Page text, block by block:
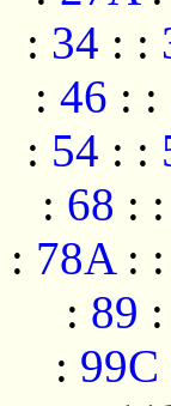
: 34 : :
: 46 : :
: 54 : :
: 68 : :
: 78A: :
: 89 :
: 99C